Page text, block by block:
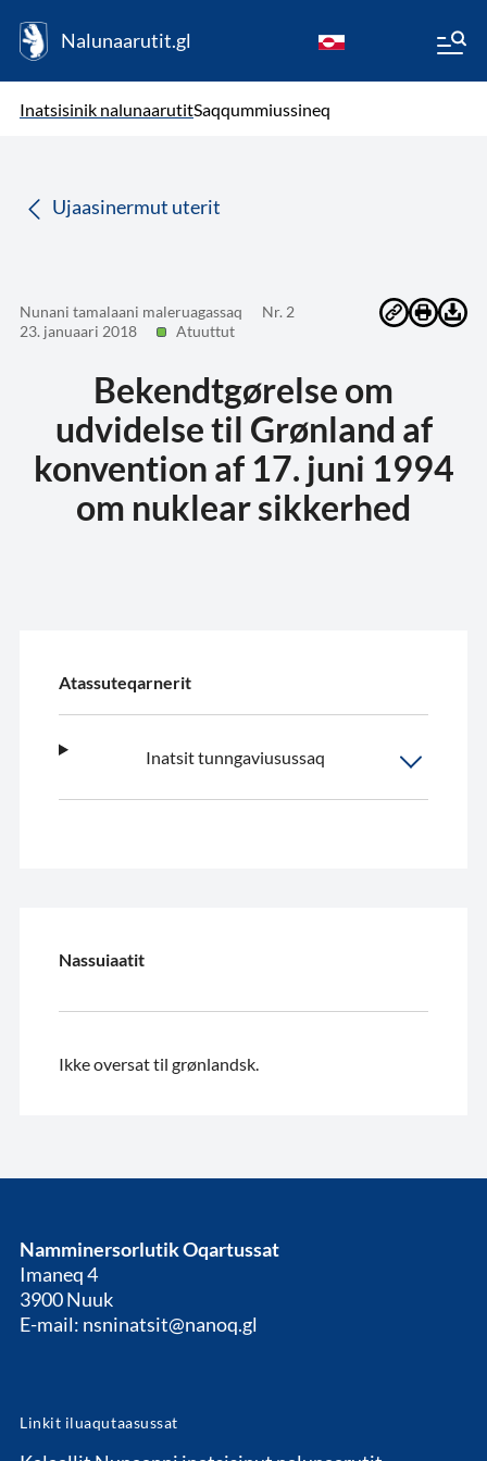
Nalunaarutit.gl
Inatsisinik nalunaarutitSaqqummiussineq
Ujaasinermut uterit
Nunani tamalaani maleruagassaq
Nr. 2
23. januaari 2018
Atuuttut
Bekendtgørelse om
udvidelse til Grønland af
konvention af 17. juni 1994
om nuklear sikkerhed
Atassuteqarnerit
Inatsit tunngaviusussaq
Nassuiaatit
Ikke oversat til grønlandsk.
Namminersorlutik Oqartussat
Imaneq 4
3900 Nuuk
E-mail: nsninatsit@nanoq.gl
Linkit iluaqutaasussat